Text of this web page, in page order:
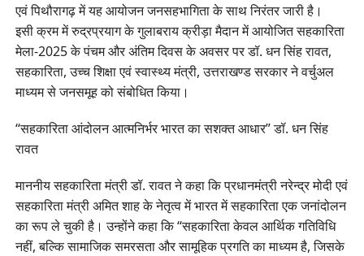
एवं पिथौरागढ़ में यह आयोजन जनसहभागिता के साथ निरंतर जारी है।
इसी क्रम में रुद्रप्रयाग के गुलाबराय क्रीड़ा मैदान में आयोजित सहकारिता
मेला-2025 के पंचम और अंतिम दिवस के अवसर पर डॉ. धन सिंह रावत,
सहकारिता, उच्च शिक्षा एवं स्वास्थ्य मंत्री, उत्तराखण्ड सरकार ने वर्चुअल
माध्यम से जनसमूह को संबोधित किया।
“सहकारिता आंदोलन आत्मनिर्भर भारत का सशक्त आधार” डॉ. धन सिंह
रावत
माननीय सहकारिता मंत्री डॉ. रावत ने कहा कि प्रधानमंत्री नरेन्द्र मोदी एवं
सहकारिता मंत्री अमित शाह के नेतृत्व में भारत में सहकारिता एक जनांदोलन
का रूप ले चुकी है। उन्होंने कहा कि “सहकारिता केवल आर्थिक गतिविधि
नहीं, बल्कि सामाजिक समरसता और सामूहिक प्रगति का माध्यम है, जिसके